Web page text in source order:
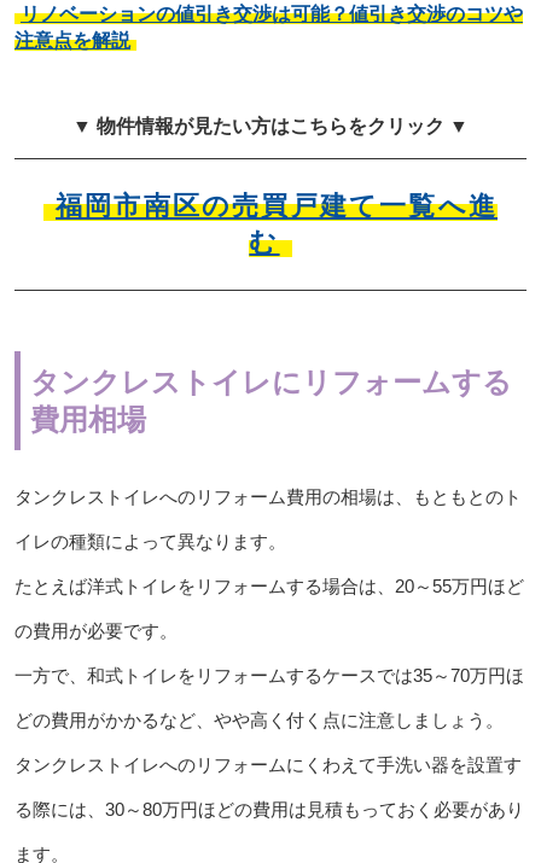
リノベーションの値引き交渉は可能？値引き交渉のコツや
注意点を解説
▼ 物件情報が見たい方はこちらをクリック ▼
福岡市南区の売買戸建て一覧へ進
む
タンクレストイレにリフォームする
費用相場
タンクレストイレへのリフォーム費用の相場は、もともとのト
イレの種類によって異なります。
たとえば洋式トイレをリフォームする場合は、20～55万円ほど
の費用が必要です。
一方で、和式トイレをリフォームするケースでは35～70万円ほ
どの費用がかかるなど、やや高く付く点に注意しましょう。
タンクレストイレへのリフォームにくわえて手洗い器を設置す
る際には、30～80万円ほどの費用は見積もっておく必要があり
ます。